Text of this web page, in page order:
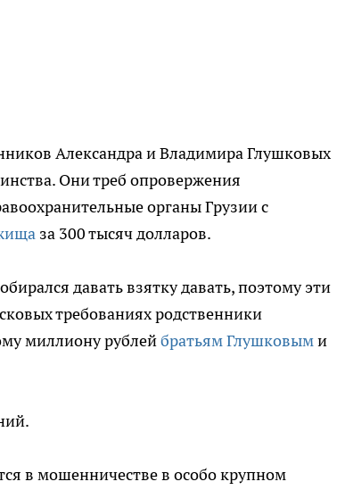
Александра и Владимира Глушковых
Они треб опровержения
органы Грузии с
за 300 тысяч долларов.
давать взятку давать, поэтому эти
требованиях родственники
миллиону рублейбратьям Глушковыми
в мошенничестве в особо крупном